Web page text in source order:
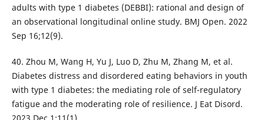
adults with type 1 diabetes (DEBBI): rational and design of
an observational longitudinal online study. BMJ Open. 2022
Sep 16;12(9).
40. Zhou M, Wang H, Yu J, Luo D, Zhu M, Zhang M, et al.
Diabetes distress and disordered eating behaviors in youth
with type 1 diabetes: the mediating role of self-regulatory
fatigue and the moderating role of resilience. J Eat Disord.